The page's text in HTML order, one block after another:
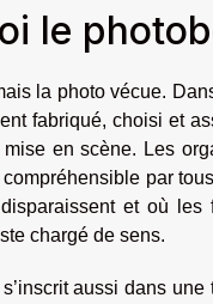
le
la photo vécue.
fabriqué, choisi et
en scène. Les
par
et où les
chargé de sens.
aussi dans